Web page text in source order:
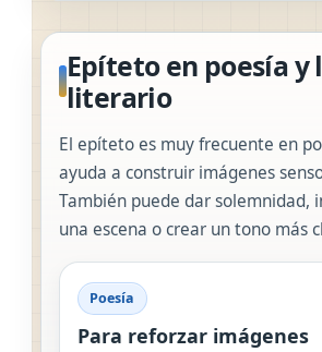
Epíteto en poesía y
literario
El epíteto es muy frecuente en
ayuda a construir imágenes
También puede dar solemnidad,
una escena o crear un tono más
Poesía
Para reforzar imágenes